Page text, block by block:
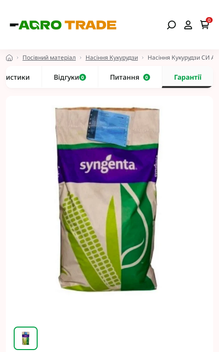
0
Посівний матеріал Насіння Кукурудзи Насіння Кукурудзи СИ
Відгуки 0 Питання 0 Гарантії